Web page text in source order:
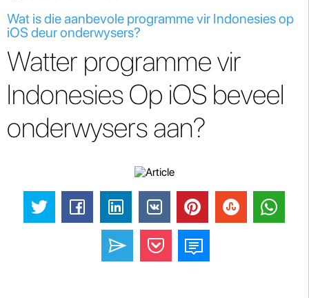
Wat is die aanbevole programme vir Indonesies op
iOS deur onderwysers?
Watter programme vir
Indonesies Op iOS beveel
onderwysers aan?